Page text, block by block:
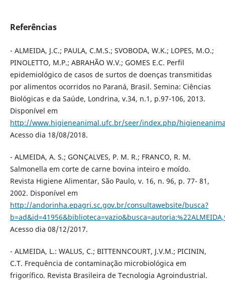
Referências
- ALMEIDA, J.C.; PAULA, C.M.S.; SVOBODA, W.K.; LOPES, M.O.;
PINOLETTO, M.P.; ABRAHÃO W.V.; GOMES E.C. Perfil
epidemiológico de casos de surtos de doenças transmitidas
por alimentos ocorridos no Paraná, Brasil. Semina: Ciências
Biológicas e da Saúde, Londrina, v.34, n.1, p.97-106, 2013.
Disponível em
http://www.higieneanimal.ufc.br/seer/index.php/
Acesso dia 18/08/2018.
- ALMEIDA, A. S.; GONÇALVES, P. M. R.; FRANCO, R. M.
Salmonella em corte de carne bovina inteiro e moído.
Revista Higiene Alimentar, São Paulo, v. 16, n. 96, p. 77- 81,
2002. Disponível em
http://andorinha.epagri.sc.gov.br/consultawebsite/busca?
Acesso dia 08/12/2017.
- ALMEIDA, L.: WALUS, C.; BITTENNCOURT, J.V.M.; PICININ,
C.T. Frequência de contaminação microbiológica em
frigorífico. Revista Brasileira de Tecnologia Agroindustrial.